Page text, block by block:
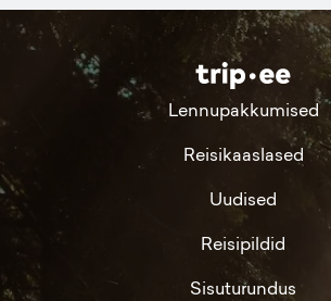
Lennupakkumised
Reisikaaslased
Uudised
Reisipildid
Sisuturundus